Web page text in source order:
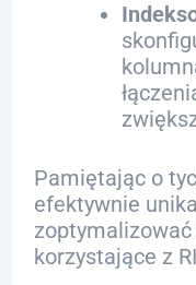
Pamiętając o
efektywnie
korzystające z